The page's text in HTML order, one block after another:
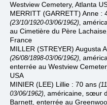
Westview Cemetery, Atlanta
MERRITT (GARRETT) Anne :
(23/10/1920-03/06/1962) ,
au Cimetière du Père
France
MILLER (STREYER) Augusta
(26/08/1898-03/06/1962) ,
enterrée au Westview
USA
MINIER (LEE) Lillie : 70 ans
03/06/1962) , américaine, sœur
Barnett, enterrée au